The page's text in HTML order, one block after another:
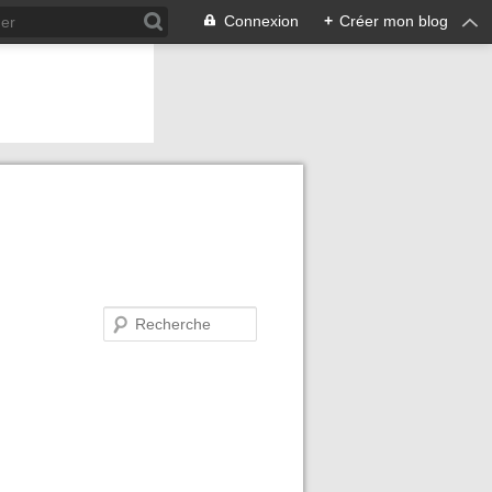
Connexion + Créer mon blog